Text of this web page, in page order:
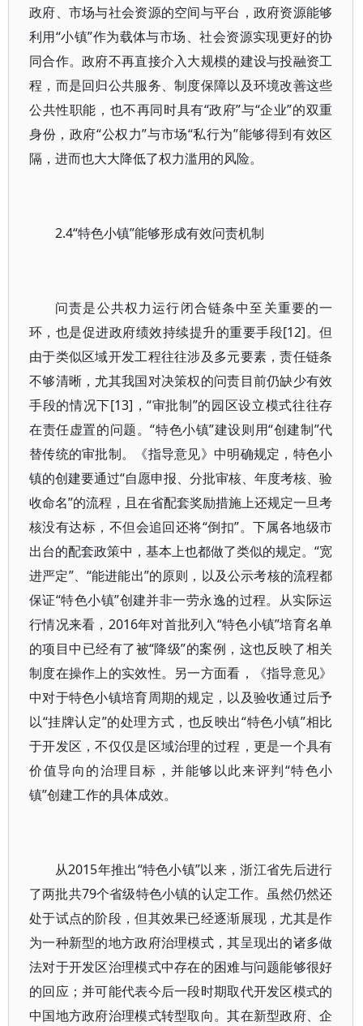
政府、市场与社会资源的空间与平台，政府资源能够
利用“小镇”作为载体与市场、社会资源实现更好的协
同合作。政府不再直接介入大规模的建设与投融资工
程，而是回归公共服务、制度保障以及环境改善这些
公共性职能，也不再同时具有“政府”与“企业”的双重
身份，政府“公权力”与市场“私行为”能够得到有效区
隔，进而也大大降低了权力滥用的风险。
2.4“特色小镇”能够形成有效问责机制
问责是公共权力运行闭合链条中至关重要的一
环，也是促进政府绩效持续提升的重要手段[12]。但
由于类似区域开发工程往往涉及多元要素，责任链条
不够清晰，尤其我国对决策权的问责目前仍缺少有效
手段的情况下[13]，“审批制”的园区设立模式往往存
在责任虚置的问题。“特色小镇”建设则用“创建制”代
替传统的审批制。《指导意见》中明确规定，特色小
镇的创建要通过“自愿申报、分批审核、年度考核、验
收命名”的流程，且在省配套奖励措施上还规定一旦考
核没有达标，不但会追回还将“倒扣”。下属各地级市
出台的配套政策中，基本上也都做了类似的规定。“宽
进严定”、“能进能出”的原则，以及公示考核的流程都
保证“特色小镇”创建并非一劳永逸的过程。从实际运
行情况来看，2016年对首批列入“特色小镇”培育名单
的项目中已经有了被“降级”的案例，这也反映了相关
制度在操作上的实效性。另一方面看，《指导意见》
中对于特色小镇培育周期的规定，以及验收通过后予
以“挂牌认定”的处理方式，也反映出“特色小镇”相比
于开发区，不仅仅是区域治理的过程，更是一个具有
价值导向的治理目标，并能够以此来评判“特色小
镇”创建工作的具体成效。
从2015年推出“特色小镇”以来，浙江省先后进行
了两批共79个省级特色小镇的认定工作。虽然仍然还
处于试点的阶段，但其效果已经逐渐展现，尤其是作
为一种新型的地方政府治理模式，其呈现出的诸多做
法对于开发区治理模式中存在的困难与问题能够很好
的回应；并可能代表今后一段时期取代开发区模式的
中国地方政府治理模式转型取向。其在新型政府、企